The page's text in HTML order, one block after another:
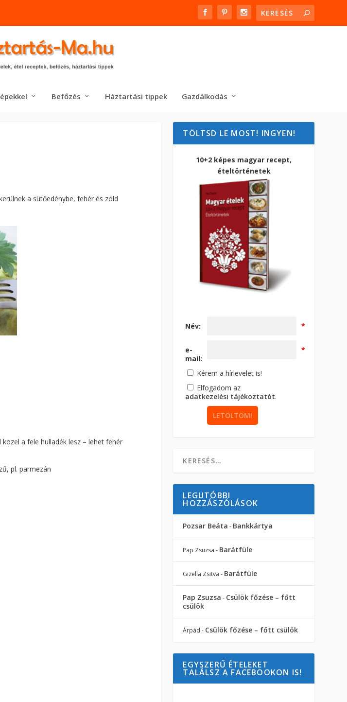
Befőzés Háztartási tippek Gazdálkodás
a sütőedénybe, fehér és zöld
a fele hulladék lesz – lehet fehér
pl. parmezán
TÖLTSD LE MOST! INGYEN!
10+2 képes magyar recept,
ételtörténetek
Név: *
e-
mail:
*
Kérem a hírlevelet is!
Elfogadom az
adatkezelési tájékoztatót.
LEGUTÓBBI
HOZZÁSZÓLÁSOK
Pozsar Beáta - Bankkártya
Pap Zsuzsa - Barátfüle
Gizella Zsitva - Barátfüle
Pap Zsuzsa - Csülök főzése – főtt
csülök
Árpád - Csülök főzése – főtt csülök
EGYSZERŰ ÉTELEKET
TALÁLSZ A FACEBOOKON IS!